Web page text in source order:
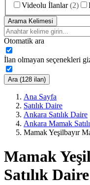
Videolu İlanlar (2)
Arama Kelimesi
Otomatik ara
İlan olmayan seçenekleri
Ara (128 ilan)
Ana Sayfa
Satılık Daire
Ankara Satılık Daire
Ankara Mamak
Mamak Yeşilbayır
Mamak
Satılık Daire